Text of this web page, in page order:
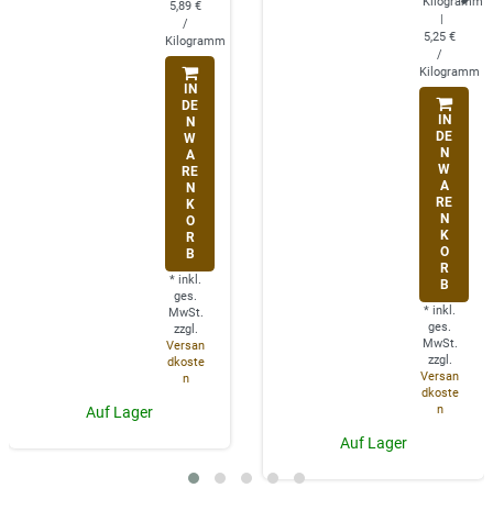
5,89 €
/
Kilogramm
IN
DE
N
W
A
RE
N
K
O
R
B
* inkl.
ges.
MwSt.
zzgl.
Versan
dkoste
n
Auf Lager
5,25 €
/
Kilogramm
IN
DE
N
W
A
RE
N
K
O
R
B
* inkl.
ges.
MwSt.
zzgl.
Versan
dkoste
n
Auf Lager